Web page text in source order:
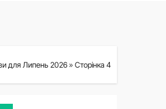
для Липень 2026» Сторінка 4